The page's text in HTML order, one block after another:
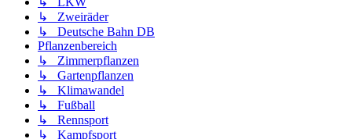
↳ Zweiräder
↳ Deutsche Bahn DB
Pflanzenbereich
↳ Zimmerpflanzen
↳ Gartenpflanzen
↳ Klimawandel
↳ Fußball
↳ Rennsport
↳ Kampfsport